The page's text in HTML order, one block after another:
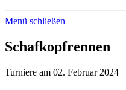
Menü schließen
Schafkopfrennen
Turniere am 02. Februar 2024